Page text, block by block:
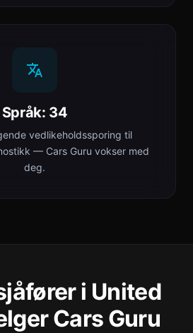
Språk: 34
vedlikeholdssporing til
— Cars Guru vokser med
deg.
i United
Cars Guru